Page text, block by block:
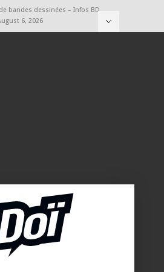
bandes dessinées – Infos BD,
6, 2026